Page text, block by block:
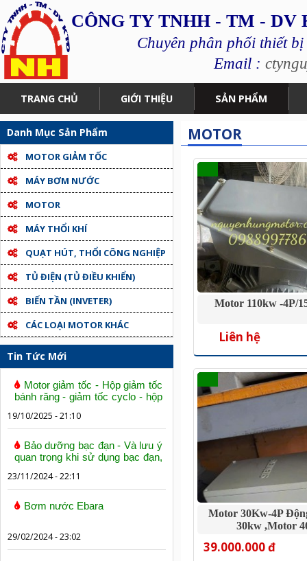
CÔNG TY TNHH - TM -
Chuyên phân phối thiết
Email :
TRANG CHỦ GIỚI THIỆU SẢN PHẨM
Danh Mục Sản Phẩm
MOTOR GIẢM TỐC
MÁY BƠM NƯỚC
MOTOR
MÁY THỔI KHÍ
QUẠT HÚT, THỔI CÔNG NGHIỆP
TỦ ĐIỆN (TỦ ĐIỀU KHIỂN)
BIẾN TẦN (INVETER)
CÁC LOẠI MOTOR KHÁC
Tin Tức Mới
Motor giảm tốc - Hộp giảm tốc
bánh răng - giảm tốc cyclo - hộp
19/10/2025 - 21:10
Bảo dưỡng bạc đạn - Và lưu ý
quan trọng khi sử dụng bạc đạn,
23/11/2024 - 22:11
Bơm nước Ebara
29/02/2024 - 23:02
MOTOR
Motor 110kw -4P/
Liên hệ
Motor 30Kw-4P
30kw ,motor
39.000.000 đ